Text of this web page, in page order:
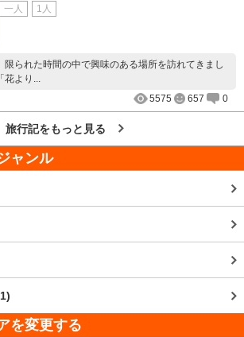
一人 1人
限られた時間の中で興味のある場所を訪れてきまし
より...
5575
657 0
旅行記をもっと見る
ャンル
を変更する